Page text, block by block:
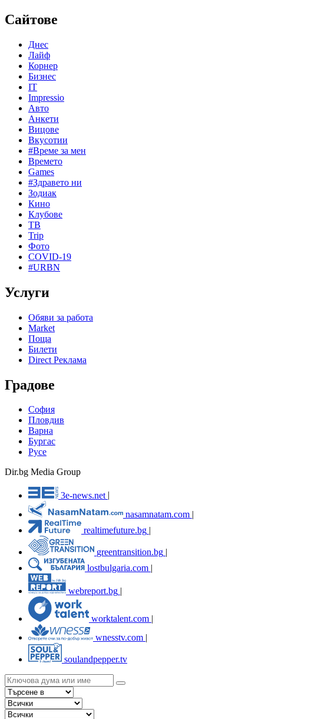
Сайтове
Днес
Лайф
Корнер
Бизнес
IT
Impressio
Авто
Анкети
Вицове
Вкусотии
#Време за мен
Времето
Games
#Здравето ни
Зодиак
Кино
Клубове
ТВ
Trip
Фото
COVID-19
#URBN
Услуги
Обяви за работа
Market
Поща
Билети
Direct Реклама
Градове
София
Пловдив
Варна
Бургас
Русе
Dir.bg Media Group
3e-news.net
nasamnatam.com |
realtimefuture.bg |
greentransition.bg |
lostbulgaria.com |
webreport.bg
worktalent.com |
wnesstv.com |
soulandpepper.tv